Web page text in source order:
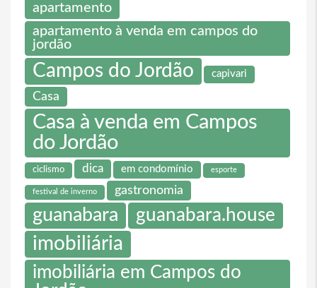
apartamento
apartamento à venda em campos do
jordão
Campos do Jordão capivari
Casa
Casa à venda em Campos
do Jordão
ciclismo dica em condomínio esporte
festival de inverno gastronomia
guanabara guanabara.house
imobiliária
imobiliária em Campos do